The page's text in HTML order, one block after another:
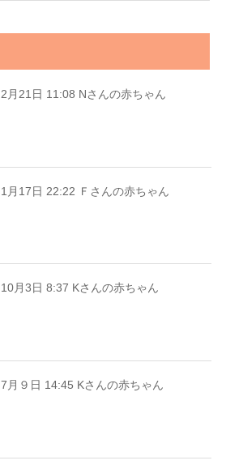
2月21日 11:08 Nさんの赤ちゃん
1月17日 22:22 Ｆさんの赤ちゃん
10月3日 8:37 Kさんの赤ちゃん
7月９日 14:45 Kさんの赤ちゃん